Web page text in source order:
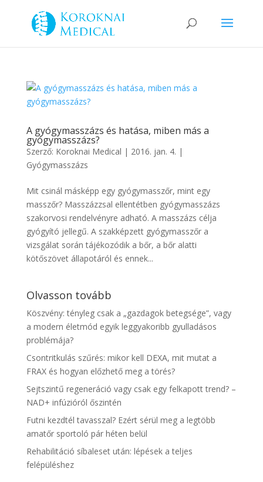
A gyógymasszázs és hatása, miben más a
gyógymasszázs?
Szerző: Koroknai Medical | 2016. jan. 4. |
Gyógymasszázs
Mit csinál másképp egy gyógymasszőr, mint egy
masszőr? Masszázzsal ellentétben gyógymasszázs
szakorvosi rendelvényre adható. A masszázs célja
gyógyító jellegű. A szakképzett gyógymasszőr a
vizsgálat során tájékozódik a bőr, a bőr alatti
kötőszövet állapotáról és ennek...
Olvasson tovább
Köszvény: tényleg csak a „gazdagok betegsége”, vagy
a modern életmód egyik leggyakoribb gyulladásos
problémája?
Csontritkulás szűrés: mikor kell DEXA, mit mutat a
FRAX és hogyan előzhető meg a törés?
Sejtszintű regeneráció vagy csak egy felkapott trend? –
NAD+ infúzióról őszintén
Futni kezdtél tavasszal? Ezért sérül meg a legtöbb
amatőr sportoló pár héten belül
Rehabilitáció síbaleset után: lépések a teljes
felépüléshez